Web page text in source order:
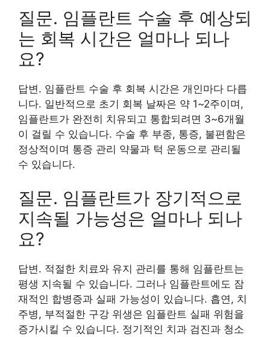
질문. 임플란트 수술 후 예상되
는 회복 시간은 얼마나 되나
요?
답변. 임플란트 수술 후 회복 시간은 개인마다 다릅
니다. 일반적으로 초기 회복 날짜은 약 1~2주이며,
임플란트가 완전히 치유되고 통합되려면 3~6개월
이 걸릴 수 있습니다. 수술 후 부종, 통증, 불편함은
정상적이며 통증 관리 약물과 턱 운동으로 관리될
수 있습니다.
질문. 임플란트가 장기적으로
지속될 가능성은 얼마나 되나
요?
답변. 적절한 치료와 유지 관리를 통해 임플란트는
평생 지속될 수 있습니다. 그러나 임플란트에도 잠
재적인 합병증과 실패 가능성이 있습니다. 흡연, 치
주병, 부적절한 구강 위생은 임플란트 실패 위험을
증가시킬 수 있습니다. 정기적인 치과 검진과 청소